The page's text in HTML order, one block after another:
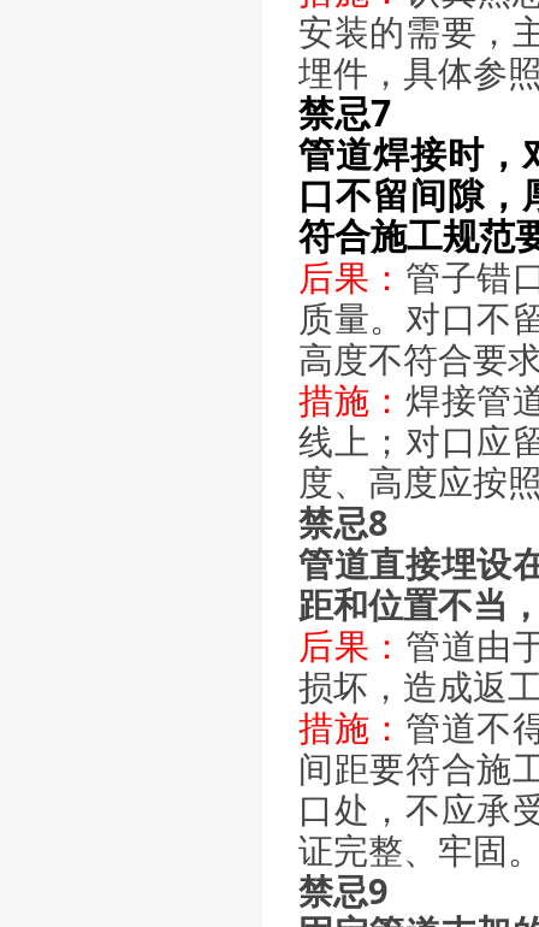
安装的需要，
埋件，具体参
禁忌7
管道焊接时，
口不留间隙，
符合施工规范
后果： 管子错
质量。对口不
高度不符合要
措施：焊接管
线上；对口应
度、高度应按
禁忌8
管道直接埋设
距和位置不当
后果： 管道由
损坏，造成返
措施： 管道不
间距要符合施
口处，不应承
证完整、牢固
禁忌9